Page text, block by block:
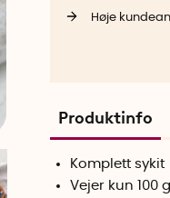
Høje
Produktinfo
Komplett sykit
Vejer kun 100